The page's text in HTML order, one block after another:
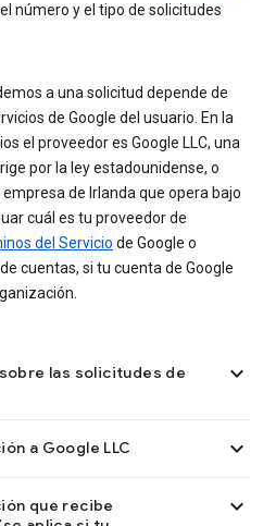
número y el tipo de solicitudes
a una solicitud depende de
de Google del usuario. En la
el proveedor es Google LLC, una
por la ley estadounidense, o
de Irlanda que opera bajo
cuál es tu proveedor de
del Servicio de Google o
cuentas, si tu cuenta de Google
las solicitudes de

a Google LLC 
que recibe
